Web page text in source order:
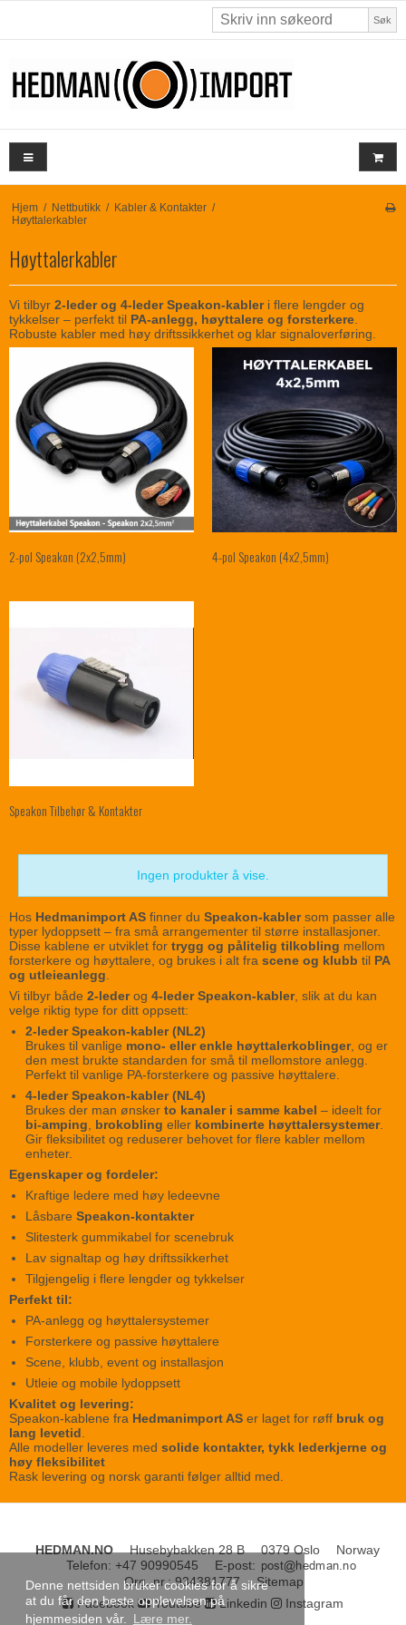
Denne nettsiden bruker cookies for å sikre
at du får den beste opplevelsen på
hjemmesiden vår.
Lære mer.
Søk
Hjem / Nettbutikk / Kabler & Kontakter /
Høyttalerkabler
Høyttalerkabler
Vi tilbyr 2-leder og 4-leder Speakon-kableri flere lengder og
tykkelser – perfekt til PA-anlegg, høyttalere og forsterkere.
Robuste kabler med høy driftssikkerhet og klar signaloverføring.
2-pol Speakon (2x2,5mm) 4-pol Speakon (4x2,5mm)
Speakon Tilbehør & Kontakter
Ingen produkter å vise.
Hos Hedmanimport AS finner du Speakon-kablersom passer alle
typer lydoppsett – fra små arrangementer til større installasjoner.
Disse kablene er utviklet for trygg og pålitelig tilkobling mellom
forsterkere og høyttalere, og brukes i alt fra scene og klubb til PA
og utleieanlegg
Vi tilbyr både 2-lederog 4-leder Speakon-kabler, slik at du kan
velge riktig type for ditt oppsett:
2-leder Speakon-kabler (NL2)
Brukes til vanlige mono- eller enkle høyttalerkoblinger, og er
den mest brukte standarden for små til mellomstore anlegg.
Perfekt til vanlige PA-forsterkere og passive høyttalere.
4-leder Speakon-kabler (NL4)
Brukes der man ønsker to kanaler i samme kabel – ideelt for
bi-amping
brokobling eller kombinerte høyttalersystemer.
Gir fleksibilitet og reduserer behovet for flere kabler mellom
enheter.
Egenskaper og fordeler:
Kraftige ledere med høy ledeevne
Låsbare Speakon-kontakter
Slitesterk gummikabel for scenebruk
Lav signaltap og høy driftssikkerhet
Tilgjengelig i flere lengder og tykkelser
Perfekt til:
PA-anlegg og høyttalersystemer
Forsterkere og passive høyttalere
Scene, klubb, event og installasjon
Utleie og mobile lydoppsett
Kvalitet og levering:
Speakon-kablene fra Hedmanimport AS er laget for røff bruk og
lang levetid
Alle modeller leveres med solide kontakter, tykk lederkjerne og
høy fleksibilitet
Rask levering og norsk garanti følger alltid med.
HEDMAN.NO Husebybakken 28 B 0379 Oslo
Norway
Telefon: +47 90990545 E-post:
Org. nr.:934381777
Sitemap
Facebook
Youtube Linkedin Instagram